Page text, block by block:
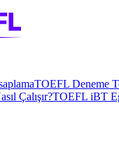
TOEFL Deneme
Çalışır?TOEFL iBT